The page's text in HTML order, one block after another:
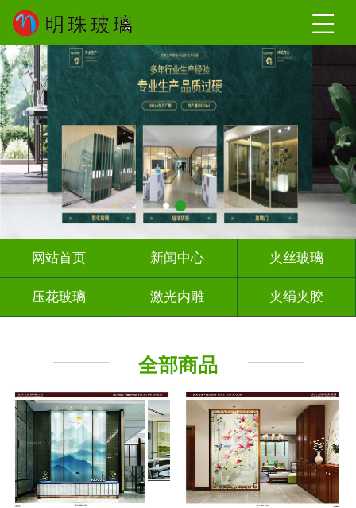
网站首页 新闻中心 夹丝玻璃
压花玻璃 激光内雕 夹绢夹胶
全部商品